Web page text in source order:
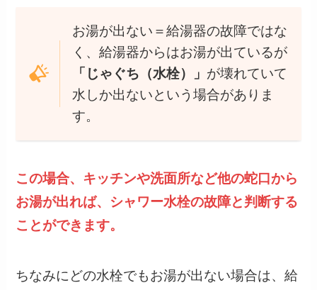
お湯が出ない＝給湯器の故障ではな
く、給湯器からはお湯が出ているが
「じゃぐち（水栓）」 が壊れていて
水しか出ないという場合がありま
す。
この場合、キッチンや洗面所など他の蛇口から
お湯が出れば、シャワー水栓の故障と判断する
ことができます。
ちなみにどの水栓でもお湯が出ない場合は、給